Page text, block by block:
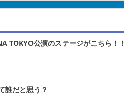
TOKYO公演のステージがこちら！！
誰だと思う？